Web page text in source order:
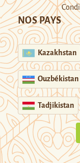
NOS PAYS
Kazakhstan
Ouzbékistan
Tadjikistan